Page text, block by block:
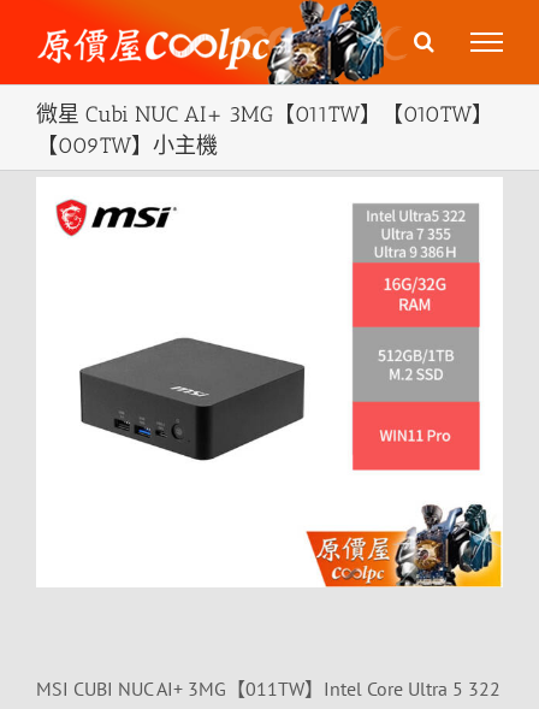
content
微星 Cubi NUC AI+ 3MG【011TW】【010TW】
【009TW】小主機
View
Larger
MSI CUBI NUC AI+ 3MG【011TW】Intel Core Ultra 5 322